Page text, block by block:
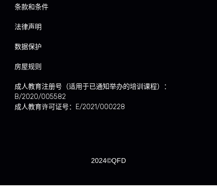
条款和条件
法律声明
数据保护
房屋规则
成人教育注册号（适用于已通知举办的培训课程）：
B/2020/005582
成人教育许可证号：E/2021/000228
2024©QFD